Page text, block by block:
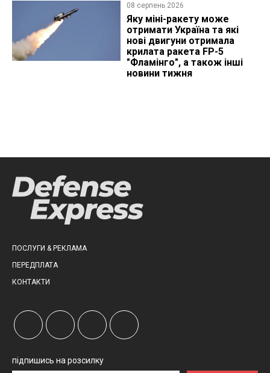
08 серпень 2026
Яку міні-ракету може
отримати Україна та які
нові двигуни отримала
крилата ракета FP-5
"Фламінго", а також інші
новини тижня
ПОСЛУГИ & РЕКЛАМА
ПЕРЕДПЛАТА
КОНТАКТИ
підпишись на розсилку